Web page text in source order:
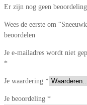
Er zijn nog geen
Wees de eerste om
beoordelen
Je e-mailadres wordt niet
*
Je waardering *
Je beoordeling *